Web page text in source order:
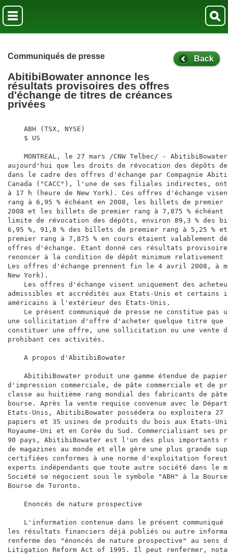
Communiqués de presse Back
AbitibiBowater annonce les
résultats provisoires des offres
d'échange de titres de créances
privées
    ABH (TSX, NYSE)
    $ US
MONTREAL, le 27 mars /CNW Telbec/ -
aujourd'hui que les droits de révocation des dépôts
dans le cadre des offres d'échange par Compagnie
Canada ("CACC"), l'une de ses filiales indirectes,
à 17 h (heure de New York). Ces offres d'échange
rang à 6,95 % échéant en 2008, les billets de premier
2008 et les billets de premier rang à 7,875 % échéant
limite de révocation des dépôts, environ 89,3 % des
6,95 %, 91,8 % des billets de premier rang à 5,25 %
premier rang à 7,875 % en cours étaient valablement
offres d'échange. Etant donné ces résultats
renoncer à la condition de dépôt minimum
Les offres d'échange prennent fin le 4 avril 2008, à
New York).
Les offres d'échange visent uniquement des
admissibles et accrédités aux Etats-Unis et certains
américains à l'extérieur des Etats-Unis.
Le présent communiqué de presse ne constitue pas
une sollicitation d'offre d'acheter quelque titre
constituer une offre, une sollicitation ou une vente
prohibant ces activités.
    A propos d'AbitibiBowater
AbitibiBowater produit une gamme étendue de
d'impression commerciale, de pâte commerciale et de
classe au huitième rang mondial des fabricants de
bourse. Après la vente requise convenue avec le
Etats-Unis, AbitibiBowater possédera ou exploitera 27
papiers et 35 usines de produits du bois aux Etats-
Royaume-Uni et en Corée du Sud. Commercialisant ses
90 pays, AbitibiBowater est l'un des plus importants
de magazines au monde et elle gère une plus grande
certifiées conformes à une norme d'exploitation
experts indépendants que toute autre société dans le
Société se négocient sous le symbole "ABH" à la
Bourse de Toronto.
    Enoncés de nature prospective
L'information contenue dans le présent communiqué
les résultats financiers déjà publiés ou autre
renferme des "énoncés de nature prospective" au
Litigation Reform Act of 1995. Il peut renfermer,